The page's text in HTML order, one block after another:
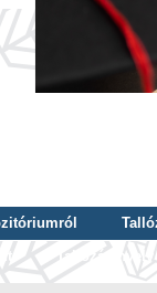
Tallózás nyelv